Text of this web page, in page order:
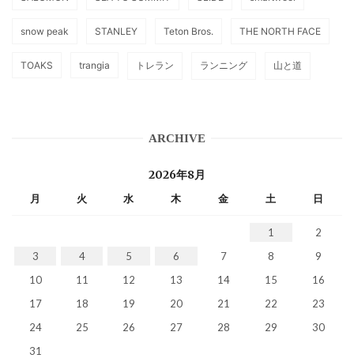
snow peak STANLEY Teton Bros. THE NORTH FACE
TOAKS trangia トレラン ランニング 山と道
ARCHIVE
2026年8月
月 火 水 木 金 土 日
1
2
3
4 5 6 7 8
9
10
11 12 13 14 15
16
17
18 19 20 21 22
23
24
25 26 27 28 29
30
31